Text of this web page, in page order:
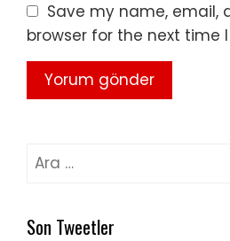
Save my name, email,
browser for the next time
Arama:
Son Tweetler